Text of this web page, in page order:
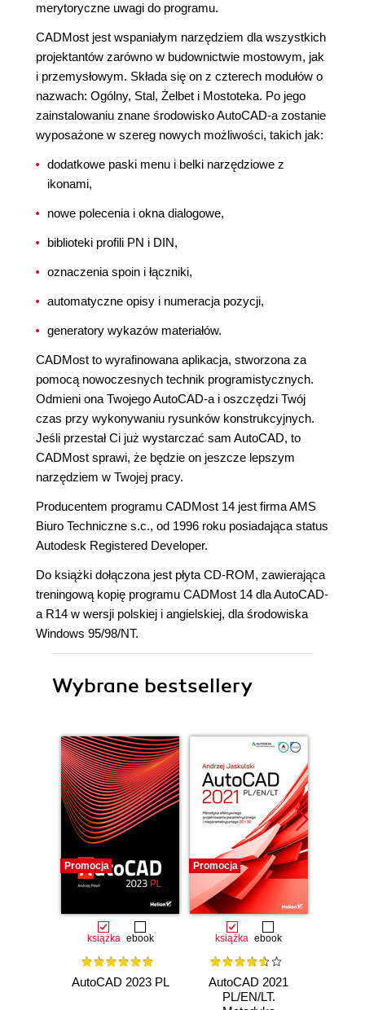
merytoryczne uwagi do programu.
CADMost jest wspaniałym narzędziem dla wszystkich
projektantów zarówno w budownictwie mostowym, jak
i przemysłowym. Składa się on z czterech modułów o
nazwach: Ogólny, Stal, Żelbet i Mostoteka. Po jego
zainstalowaniu znane środowisko AutoCAD-a zostanie
wyposażone w szereg nowych możliwości, takich jak:
dodatkowe paski menu i belki narzędziowe z
ikonami,
nowe polecenia i okna dialogowe,
biblioteki profili PN i DIN,
oznaczenia spoin i łączniki,
automatyczne opisy i numeracja pozycji,
generatory wykazów materiałów.
CADMost to wyrafinowana aplikacja, stworzona za
pomocą nowoczesnych technik programistycznych.
Odmieni ona Twojego AutoCAD-a i oszczędzi Twój
czas przy wykonywaniu rysunków konstrukcyjnych.
Jeśli przestał Ci już wystarczać sam AutoCAD, to
CADMost sprawi, że będzie on jeszcze lepszym
narzędziem w Twojej pracy.
Producentem programu CADMost 14 jest firma AMS
Biuro Techniczne s.c., od 1996 roku posiadająca status
Autodesk Registered Developer.
Do książki dołączona jest płyta CD-ROM, zawierająca
treningową kopię programu CADMost 14 dla AutoCAD-
a R14 w wersji polskiej i angielskiej, dla środowiska
Windows 95/98/NT.
Wybrane bestsellery
Promocja
książka ebook
AutoCAD 2023 PL
Promocja
książka ebook
AutoCAD 2021
PL/EN/LT.